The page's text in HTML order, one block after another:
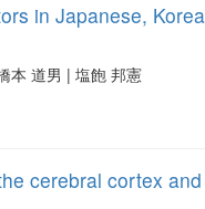
in Japanese,
本 道男 | 塩飽 邦憲
cerebral cortex